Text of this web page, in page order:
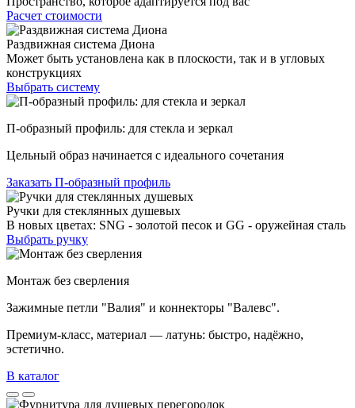
Расчет стоимости
Раздвижная система Диона
Может быть установлена как в плоскости, так и в угловых
конструкциях
Выбрать систему
П-образный профиль: для стекла и зеркал
Цельный образ начинается с идеального сочетания
Заказать П-образный профиль
Ручки для стеклянных душевых
В новых цветах: SNG - золотой песок и GG - оружейная сталь
Выбрать ручку
Монтаж без сверления
Зажимные петли "Валия" и коннекторы "Валевс".
Премиум‑класс, материал — латунь: быстро, надёжно,
эстетично.
В каталог